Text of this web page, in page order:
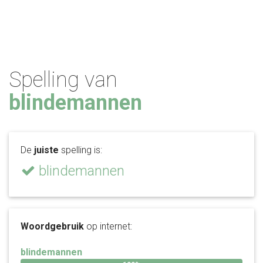
Spelling van
blindemannen
De juiste spelling is:
blindemannen
Woordgebruik op internet:
blindemannen